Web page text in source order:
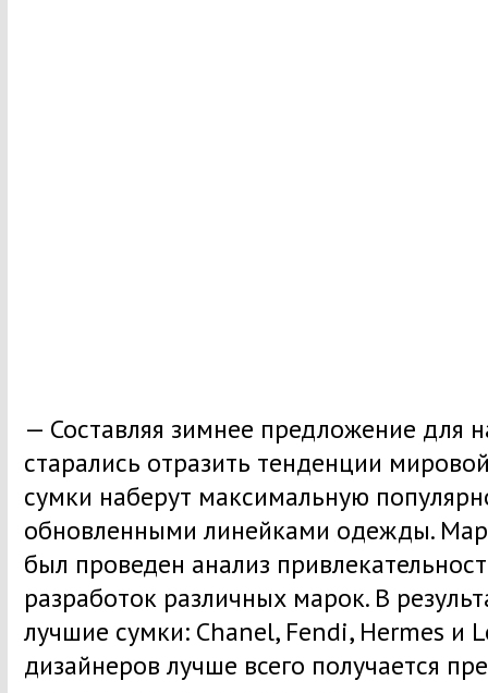
— Составляя зимнее предложение для
старались отразить тенденции
сумки наберут максимальную
обновленными линейками одежды.
был проведен анализ
разработок различных марок. В
лучшие сумки: Chanel, Fendi, Hermes и
дизайнеров лучше всего получается